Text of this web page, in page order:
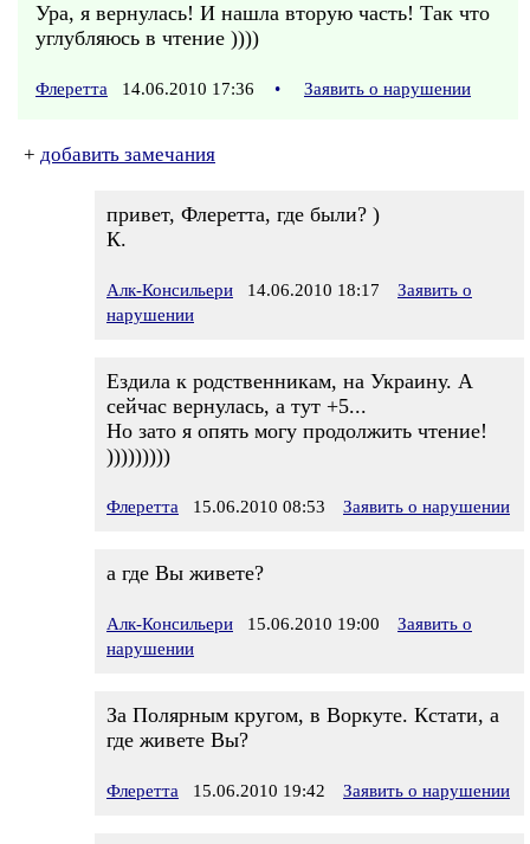
Ура, я вернулась! И нашла вторую часть! Так что
углубляюсь в чтение ))))
Флеретта 14.06.2010 17:36 • Заявить о нарушении
+ добавить замечания
привет, Флеретта, где были? )
К.
Алк-Консильери 14.06.2010 18:17
Заявить о
нарушении
Ездила к родственникам, на Украину. А
сейчас вернулась, а тут +5...
Но зато я опять могу продолжить чтение!
)))))))))
Флеретта 15.06.2010 08:53 Заявить о нарушении
а где Вы живете?
Алк-Консильери 15.06.2010 19:00
Заявить о
нарушении
За Полярным кругом, в Воркуте. Кстати, а
где живете Вы?
Флеретта 15.06.2010 19:42 Заявить о нарушении